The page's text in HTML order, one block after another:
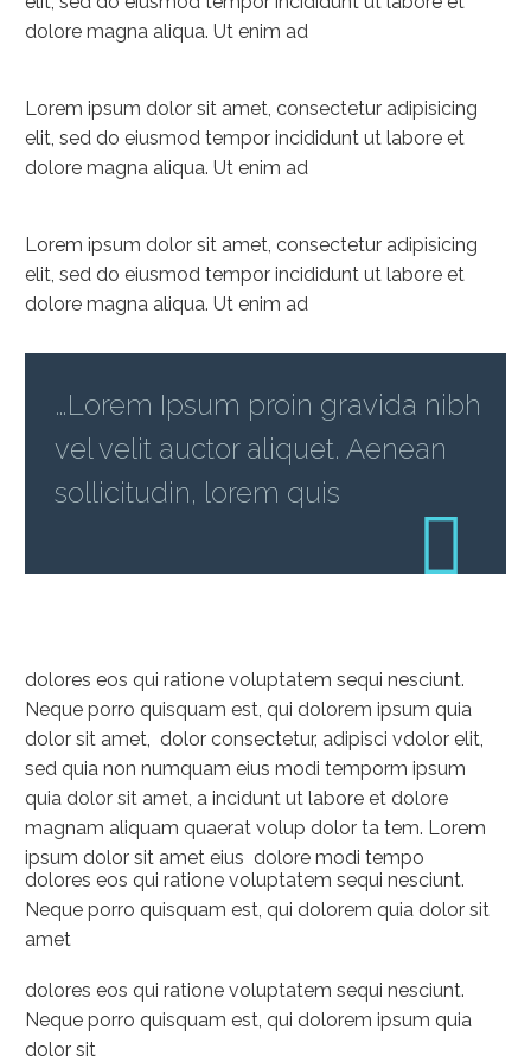
dolore magna aliqua. Ut enim ad
Lorem ipsum dolor sit amet, consectetur adipisicing
elit, sed do eiusmod tempor incididunt ut labore et
dolore magna aliqua. Ut enim ad
Lorem ipsum dolor sit amet, consectetur adipisicing
elit, sed do eiusmod tempor incididunt ut labore et
dolore magna aliqua. Ut enim ad
…Lorem Ipsum proin gravida nibh
vel velit auctor aliquet. Aenean
sollicitudin, lorem quis
dolores eos qui ratione voluptatem sequi nesciunt.
Neque porro quisquam est, qui dolorem ipsum quia
dolor sit amet, dolor consectetur, adipisci vdolor elit,
sed quia non numquam eius modi temporm ipsum
quia dolor sit amet, a incidunt ut labore et dolore
magnam aliquam quaerat volup dolor ta tem. Lorem
ipsum dolor sit amet eius dolore modi tempo
dolores eos qui ratione voluptatem sequi nesciunt.
Neque porro quisquam est, qui dolorem quia dolor sit
amet
dolores eos qui ratione voluptatem sequi nesciunt.
Neque porro quisquam est, qui dolorem ipsum quia
dolor sit